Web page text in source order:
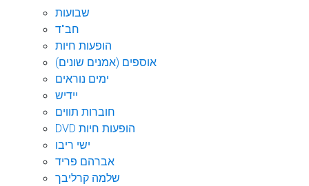
שבועות
חב"ד
הופעות חיות
אוספים (אמנים שונים)
ימים נוראים
יידיש
חוברות תווים
DVD הופעות חיות
ישי ריבו
אברהם פריד
שלמה קרליבך